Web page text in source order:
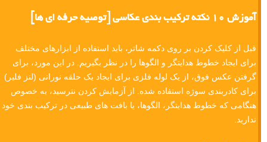
آموزش ۱۰ نکته ترکیب بندی عکاسی [توصیه حرفه ای ها]
قبل از کلیک کردن بر روی دکمه شاتر، باید استفاده از ابزارهای مختلف
برای ایجاد خطوط هدایتگر و الگوها را در نظر بگیریم. در این مورد، برای
گرفتن عکس فوق، از یک لوله فلزی برای ایجاد یک حلقه نورانی (لنز فلیر)
برای کادربندی سوژه استفاده شده. از آزمایش کردن نترسید، به خصوص
هنگامی که خطوط هدایتگر، الگوها، یا بافت های طبیعی در ترکیب بندی خود
ندارید.